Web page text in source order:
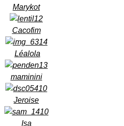
Marykot
Cacofim
Léalola
maminini
Jeroise
Isa